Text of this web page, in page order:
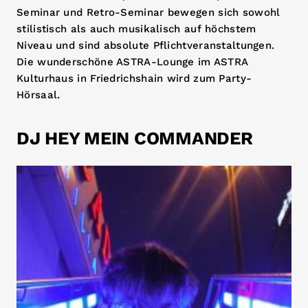
Seminar und Retro-Seminar bewegen sich sowohl
stilistisch als auch musikalisch auf höchstem
Niveau und sind absolute Pflichtveranstaltungen.
Die wunderschöne ASTRA-Lounge im ASTRA
Kulturhaus in Friedrichshain wird zum Party-
Hörsaal.
DJ HEY MEIN COMMANDER